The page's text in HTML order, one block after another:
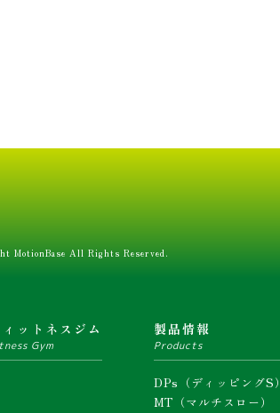
MotionBase All Rights Reserved.
ィットネスジム
Gym
製品情報
Products
DPs（ディッピングS）
MT（マルチスロー）